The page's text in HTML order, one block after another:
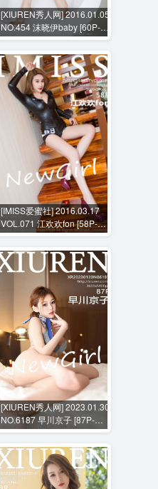
[XIUREN秀人网] 2016.01.05
NO.454 沫晓伊baby [60P-
123MB]
[IMISS爱蜜社] 2016.03.17
VOL.071 江欢欢fon [58P-
285MB]
[XIUREN秀人网] 2023.01.30
NO.6187 早川京子 [87P-
807MB]